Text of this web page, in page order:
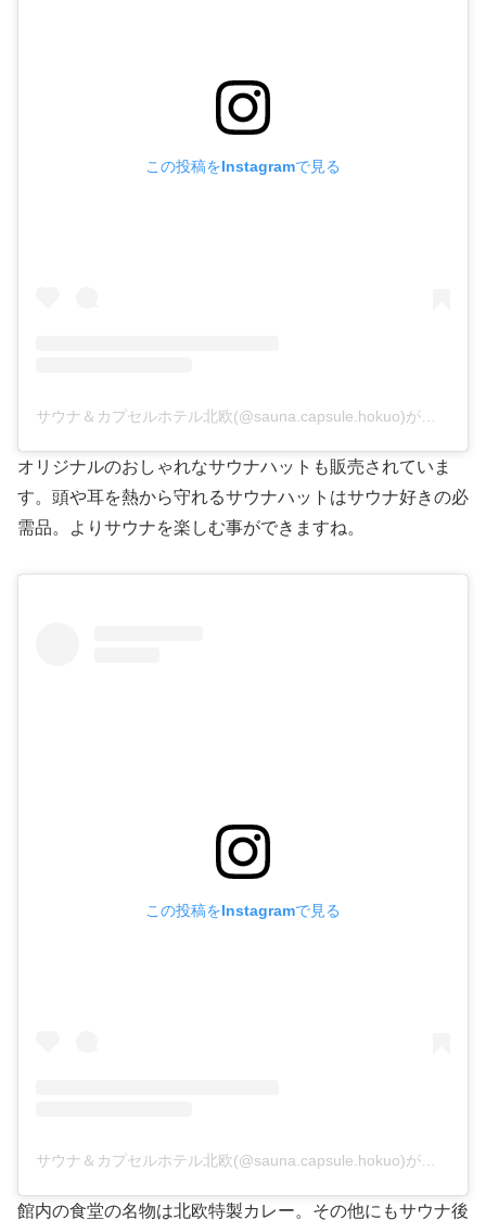
この投稿をInstagramで見る
オリジナルのおしゃれなサウナハットも販売されていま
す。頭や耳を熱から守れるサウナハットはサウナ好きの必
需品。よりサウナを楽しむ事ができますね。
この投稿をInstagramで見る
館内の食堂の名物は北欧特製カレー。その他にもサウナ後